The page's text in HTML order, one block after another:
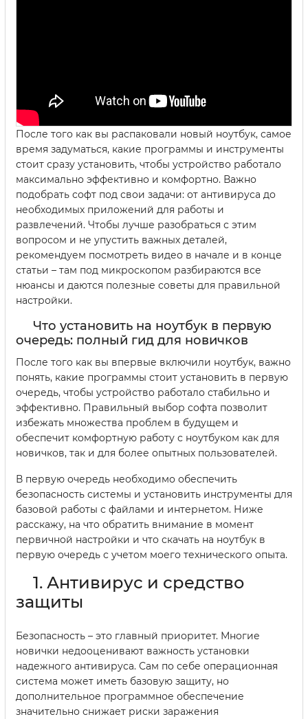
После того как вы распаковали новый ноутбук, самое
время задуматься, какие программы и инструменты
стоит сразу установить, чтобы устройство работало
максимально эффективно и комфортно. Важно
подобрать софт под свои задачи: от антивируса до
необходимых приложений для работы и
развлечений. Чтобы лучше разобраться с этим
вопросом и не упустить важных деталей,
рекомендуем посмотреть видео в начале и в конце
статьи – там под микроскопом разбираются все
нюансы и даются полезные советы для правильной
настройки.
Что установить на ноутбук в первую
очередь: полный гид для новичков
После того как вы впервые включили ноутбук, важно
понять, какие программы стоит установить в первую
очередь, чтобы устройство работало стабильно и
эффективно. Правильный выбор софта позволит
избежать множества проблем в будущем и
обеспечит комфортную работу с ноутбуком как для
новичков, так и для более опытных пользователей.
В первую очередь необходимо обеспечить
безопасность системы и установить инструменты для
базовой работы с файлами и интернетом. Ниже
расскажу, на что обратить внимание в момент
первичной настройки и что скачать на ноутбук в
первую очередь с учетом моего технического опыта.
1. Антивирус и средство
защиты
Безопасность – это главный приоритет. Многие
новички недооценивают важность установки
надежного антивируса. Сам по себе операционная
система может иметь базовую защиту, но
дополнительное программное обеспечение
значительно снижает риски заражения